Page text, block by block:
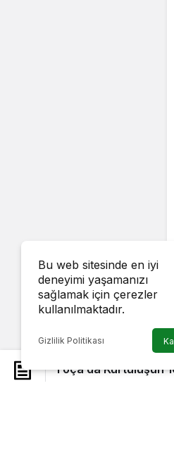
Foça’da Kurtuluşun
Bu web sitesinde en iyi
deneyimi yaşamanızı
sağlamak için çerezler
kullanılmaktadır.
Gizlilik Politikası